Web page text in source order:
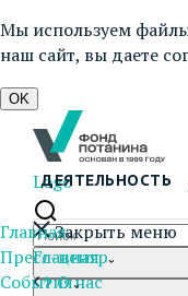
Мы используем
наш сайт, вы даете
OK
Logo
ДЕЯТЕЛЬНОСТЬ
Закрыть меню
Главная
О нас
Главная
Пресс-центр
События